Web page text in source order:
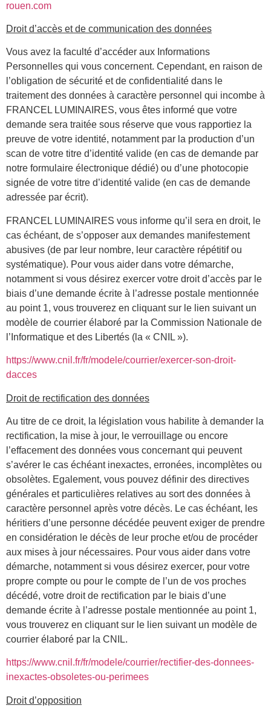
rouen.com
Droit d’accès et de communication des données
Vous avez la faculté d’accéder aux Informations
Personnelles qui vous concernent. Cependant, en raison de
l’obligation de sécurité et de confidentialité dans le
traitement des données à caractère personnel qui incombe à
FRANCEL LUMINAIRES, vous êtes informé que votre
demande sera traitée sous réserve que vous rapportiez la
preuve de votre identité, notamment par la production d’un
scan de votre titre d’identité valide (en cas de demande par
notre formulaire électronique dédié) ou d’une photocopie
signée de votre titre d’identité valide (en cas de demande
adressée par écrit).
FRANCEL LUMINAIRES vous informe qu’il sera en droit, le
cas échéant, de s’opposer aux demandes manifestement
abusives (de par leur nombre, leur caractère répétitif ou
systématique). Pour vous aider dans votre démarche,
notamment si vous désirez exercer votre droit d’accès par le
biais d’une demande écrite à l’adresse postale mentionnée
au point 1, vous trouverez en cliquant sur le lien suivant un
modèle de courrier élaboré par la Commission Nationale de
l’Informatique et des Libertés (la « CNIL »).
https://www.cnil.fr/fr/modele/courrier/exercer-son-droit-
dacces
Droit de rectification des données
Au titre de ce droit, la législation vous habilite à demander la
rectification, la mise à jour, le verrouillage ou encore
l’effacement des données vous concernant qui peuvent
s’avérer le cas échéant inexactes, erronées, incomplètes ou
obsolètes. Egalement, vous pouvez définir des directives
générales et particulières relatives au sort des données à
caractère personnel après votre décès. Le cas échéant, les
héritiers d’une personne décédée peuvent exiger de prendre
en considération le décès de leur proche et/ou de procéder
aux mises à jour nécessaires. Pour vous aider dans votre
démarche, notamment si vous désirez exercer, pour votre
propre compte ou pour le compte de l’un de vos proches
décédé, votre droit de rectification par le biais d’une
demande écrite à l’adresse postale mentionnée au point 1,
vous trouverez en cliquant sur le lien suivant un modèle de
courrier élaboré par la CNIL.
https://www.cnil.fr/fr/modele/courrier/rectifier-des-donnees-
inexactes-obsoletes-ou-perimees
Droit d’opposition